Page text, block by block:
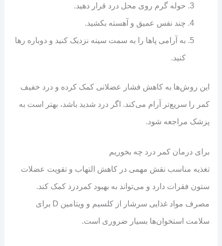
حوله گرم روی محل درد قرار دهید.
چند نفس عمیق و آهسته بکشید.
به آرامی پاها را به سمت سینه نزدیک کنید و دوباره رها
کنید.
این روش‌ها به کاهش فشار عضلانی کمک کرده و درد خفیف
کمر را سریع‌تر آرام می‌کند. اگر درد شدید باشد، بهتر است به
پزشک مراجعه شود.
برای درمان کمر درد چه بخوریم
تغذیه مناسب نقش مهمی در کاهش التهاب و تقویت عضلات
ستون فقرات دارد و می‌تواند به بهبود کمردرد کمک کند.
مصرف مواد غذایی سرشار از کلسیم و ویتامین D برای
سلامت استخوان‌ها بسیار ضروری است.